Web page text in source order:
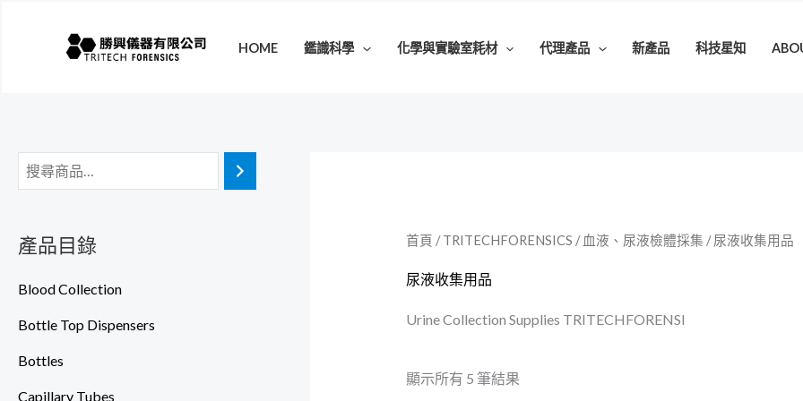
HOME 鑑識科學 化學與實驗室耗材 代理產品 新產品 科技星知
產品目錄
Blood Collection
Bottle Top Dispensers
Bottles
Capillary Tubes
首頁 /TRITECHFORENSICS / 血液、尿液檢體採集 / 尿液收集用品
尿液收集用品
Urine Collection Supplies TRITECHFORENSI
顯示所有 5 筆結果